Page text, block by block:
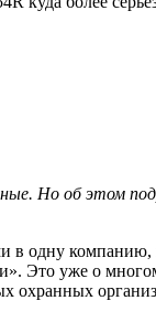
Но об этом
в одну
Это уже о
охранных